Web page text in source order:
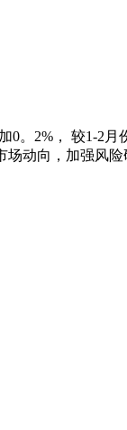
0。2%， 较1-2
动向，加强风险